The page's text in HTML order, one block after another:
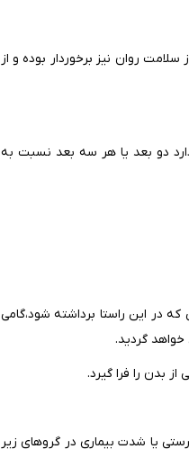
روان نیز برخوردار بوده و از
دو بعد یا هر سه بعد نسبت به
در این راستا برداشته شود،گامی
گردید.
بدن را فرا گیرد.
یا شدت بیماری در گروهای زیر